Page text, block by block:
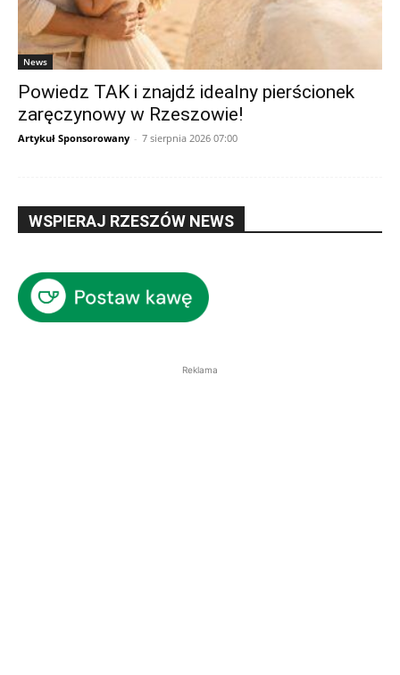
News
Powiedz TAK i znajdź idealny pierścionek
zaręczynowy w Rzeszowie!
Artykuł Sponsorowany - 7 sierpnia 2026 07:00
WSPIERAJ RZESZÓW NEWS
Reklama